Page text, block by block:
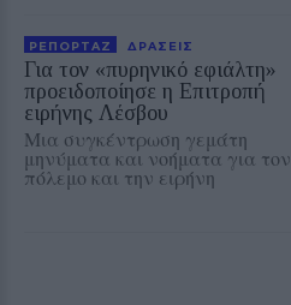
ΡΕΠΟΡΤΑΖ ΔΡΑΣΕΙΣ
Για τον «πυρηνικό εφιάλτη»
προειδοποίησε η Επιτροπή
ειρήνης Λέσβου
Μια συγκέντρωση γεμάτη
μηνύματα και νοήματα για τον
πόλεμο και την ειρήνη